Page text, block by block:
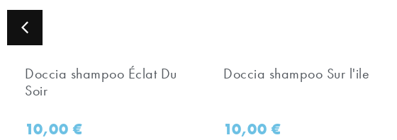
Doccia shampoo Éclat Du
Soir
10,00€
Doccia shampoo Sur l'ile
10,00€